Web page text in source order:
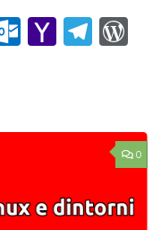
Yahoo
0